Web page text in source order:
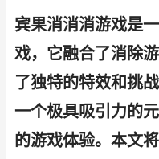
宾果消消消游戏是
戏，它融合了消除
了独特的特效和挑
一个极具吸引力的
的游戏体验。本文